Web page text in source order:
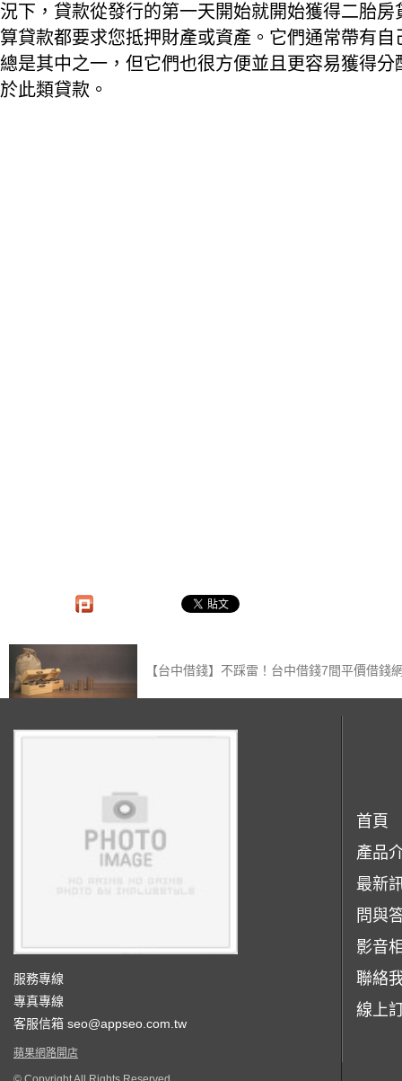
況下，貸款從發行的第一天開始就開始獲得二胎
算貸款都要求您抵押財產或資產。它們通常帶有自
總是其中之一，但它們也很方便並且更容易獲得
於此類貸款。
【台中借錢】不踩雷！台中借錢7間平價借錢
服務專線
專真專線
客服信箱 seo@appseo.com.tw
蘋果網路開店
首頁
產品
最新
問與
影音
聯絡
線上